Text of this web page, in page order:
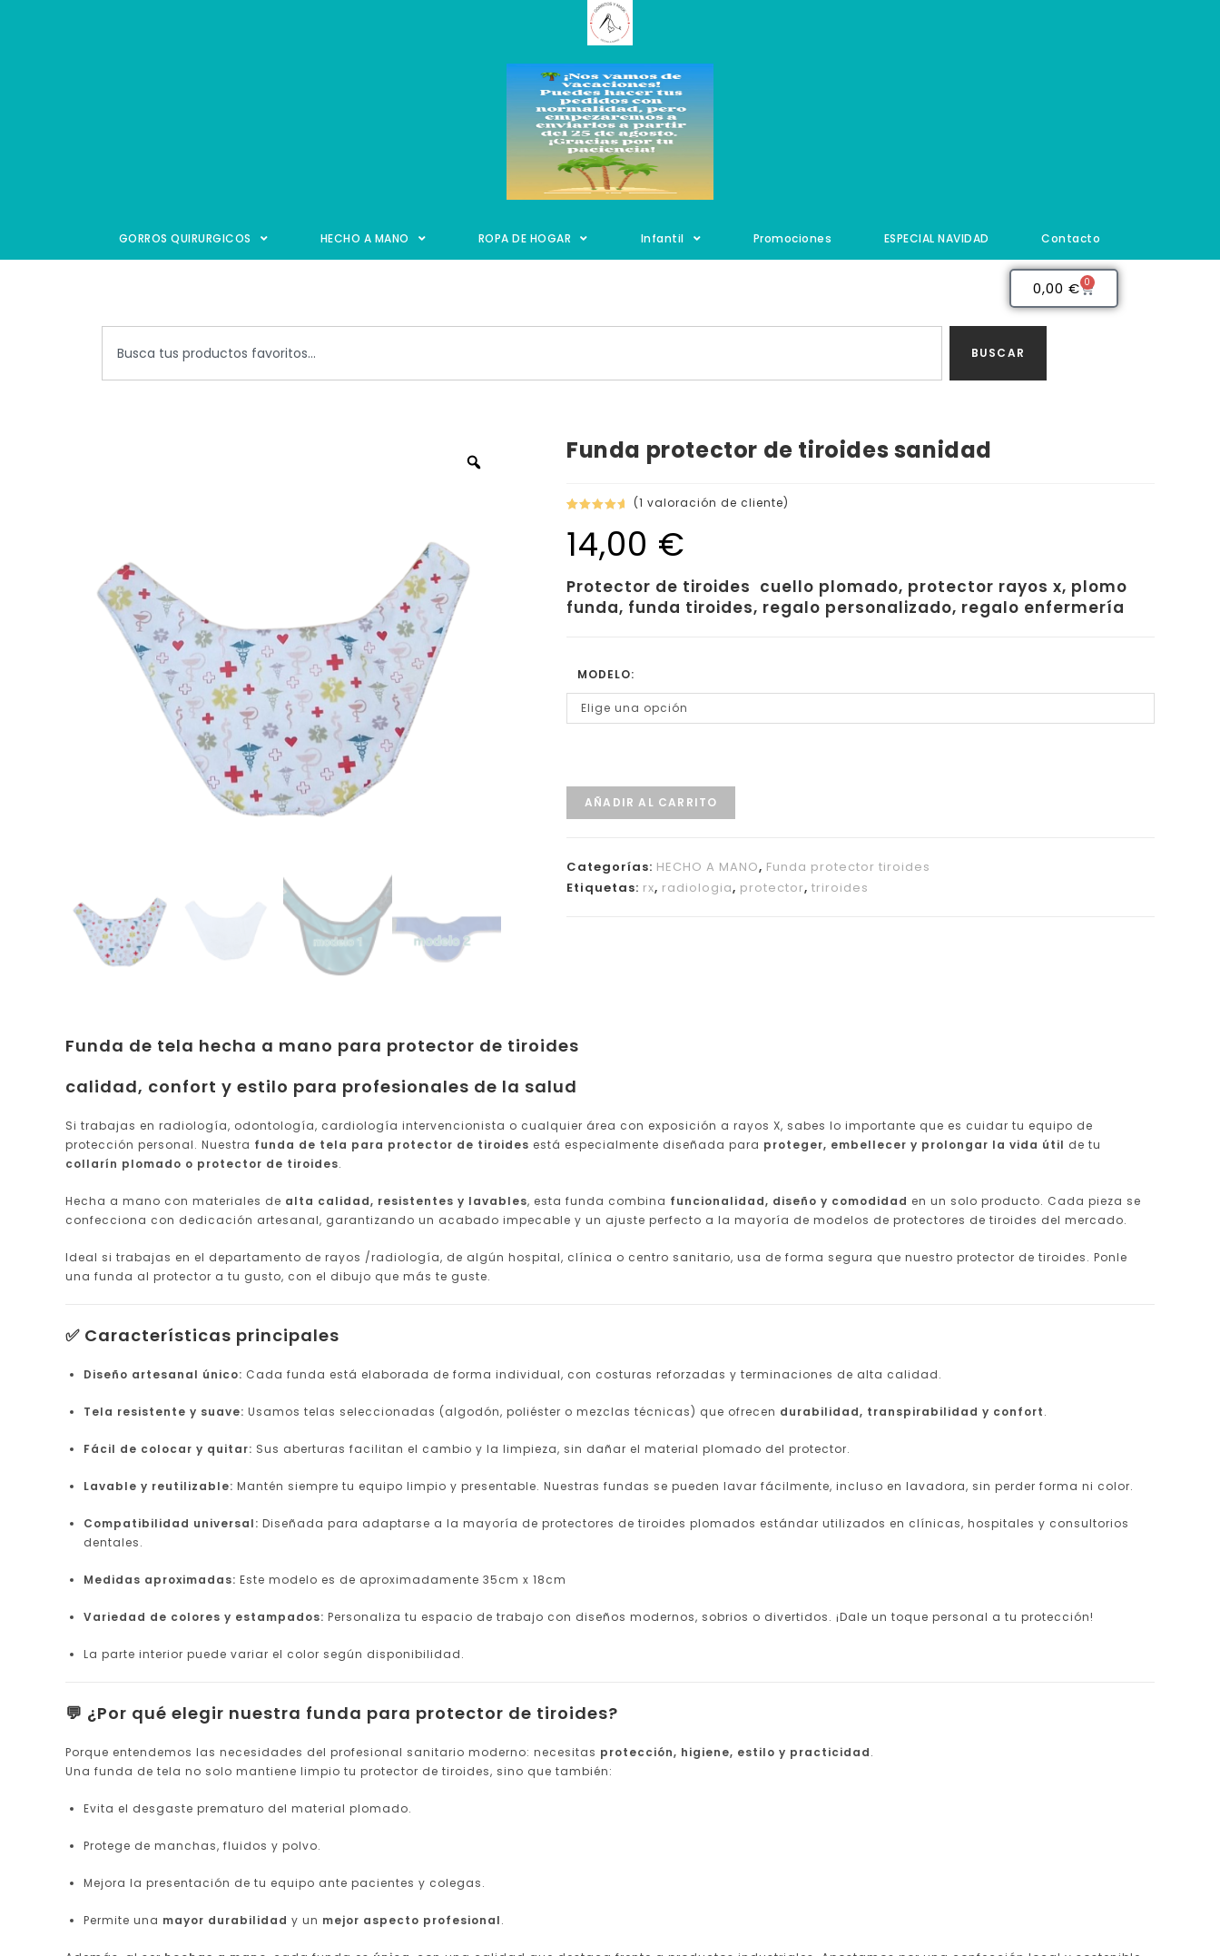
GORROS QUIRURGICOS HECHO A MANO ROPA DE HOGAR Infantil Promociones ESPECIAL NAVIDAD Contacto
0,00 € 0
BUSCAR
Funda protector de tiroides sanidad
con5.00
de 5 en
valoración
de un
(1 valoración de cliente)
14,00 €
Protector de tiroides cuello plomado, protector rayos x, plomo
funda, funda tiroides, regalo personalizado, regalo enfermería
MODELO:
Elige una opción
AÑADIR AL CARRITO
Categorías: HECHO A MANO, Funda protector tiroides
Etiquetas: rx, radiologia, protector, triroides
Funda de tela hecha a mano para protector de tiroides
calidad, confort y estilo para profesionales de la salud
Si trabajas en radiología, odontología, cardiología intervencionista o cualquier área con exposición a rayos X, sabes lo importante que es cuidar tu equipo de
protección personal. Nuestra funda de tela para protector de tiroides está especialmente diseñada para proteger, embellecer y prolongar la vida útil de tu
collarín plomado o protector de tiroides.
Hecha a mano con materiales de alta calidad, resistentes y lavables, esta funda combina funcionalidad, diseño y comodidad en un solo producto. Cada pieza se
confecciona con dedicación artesanal, garantizando un acabado impecable y un ajuste perfecto a la mayoría de modelos de protectores de tiroides del mercado.
Ideal si trabajas en el departamento de rayos /radiología, de algún hospital, clínica o centro sanitario, usa de forma segura que nuestro protector de tiroides. Ponle
una funda al protector a tu gusto, con el dibujo que más te guste.
✅ Características principales
Diseño artesanal único: Cada funda está elaborada de forma individual, con costuras reforzadas y terminaciones de alta calidad.
Tela resistente y suave: Usamos telas seleccionadas (algodón, poliéster o mezclas técnicas) que ofrecen durabilidad, transpirabilidad y confort.
Fácil de colocar y quitar: Sus aberturas facilitan el cambio y la limpieza, sin dañar el material plomado del protector.
Lavable y reutilizable: Mantén siempre tu equipo limpio y presentable. Nuestras fundas se pueden lavar fácilmente, incluso en lavadora, sin perder forma ni color.
Compatibilidad universal: Diseñada para adaptarse a la mayoría de protectores de tiroides plomados estándar utilizados en clínicas, hospitales y consultorios
dentales.
Medidas aproximadas: Este modelo es de aproximadamente 35cm x 18cm
Variedad de colores y estampados: Personaliza tu espacio de trabajo con diseños modernos, sobrios o divertidos. ¡Dale un toque personal a tu protección!
La parte interior puede variar el color según disponibilidad.
💬 ¿Por qué elegir nuestra funda para protector de tiroides?
Porque entendemos las necesidades del profesional sanitario moderno: necesitas protección, higiene, estilo y practicidad.
Una funda de tela no solo mantiene limpio tu protector de tiroides, sino que también:
Evita el desgaste prematuro del material plomado.
Protege de manchas, fluidos y polvo.
Mejora la presentación de tu equipo ante pacientes y colegas.
Permite una mayor durabilidad y un mejor aspecto profesional.